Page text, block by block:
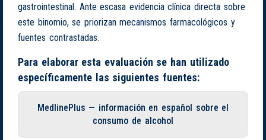
gastrointestinal. Ante escasa evidencia clínica directa sobre
este binomio, se priorizan mecanismos farmacológicos y
fuentes contrastadas.
Para elaborar esta evaluación se han utilizado
específicamente las siguientes fuentes:
MedlinePlus — información en español sobre el
consumo de alcohol